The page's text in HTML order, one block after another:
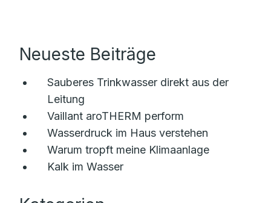
Neueste Beiträge
Sauberes Trinkwasser direkt aus der
Leitung
Vaillant aroTHERM perform
Wasserdruck im Haus verstehen
Warum tropft meine Klimaanlage
Kalk im Wasser